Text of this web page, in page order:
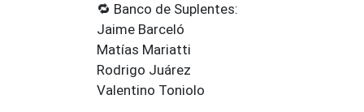
🔁 Banco de Suplentes:
Jaime Barceló
Matías Mariatti
Rodrigo Juárez
Valentino Toniolo